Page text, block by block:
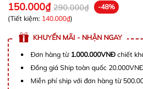
150.000₫ 290.000₫
-48%
(Tiết kiệm: 140.000₫)
KHUYẾN MÃI - NHẬN NGAY
Đơn hàng từ 1.000.000VNĐchiết
Đồng giá Ship toàn quốc
Miễn phí ship với đơn hàng từ